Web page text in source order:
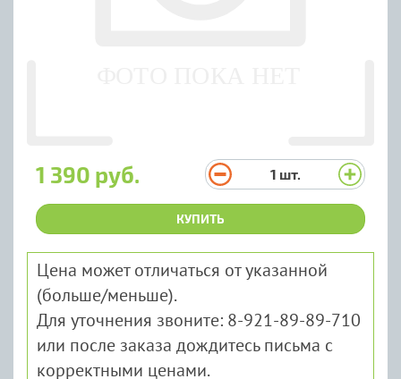
1 390 руб. 1 шт.
КУПИТЬ
Цена может отличаться от указанной
(больше/меньше).
Для уточнения звоните: 8-921-89-89-710
или после заказа дождитесь письма с
корректными ценами.